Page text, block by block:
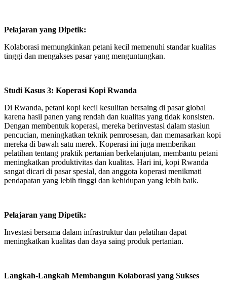
Pelajaran yang Dipetik:
Kolaborasi memungkinkan petani kecil memenuhi standar kualitas
tinggi dan mengakses pasar yang menguntungkan.
Studi Kasus 3: Koperasi Kopi Rwanda
Di Rwanda, petani kopi kecil kesulitan bersaing di pasar global
karena hasil panen yang rendah dan kualitas yang tidak konsisten.
Dengan membentuk koperasi, mereka berinvestasi dalam stasiun
pencucian, meningkatkan teknik pemrosesan, dan memasarkan kopi
mereka di bawah satu merek. Koperasi ini juga memberikan
pelatihan tentang praktik pertanian berkelanjutan, membantu petani
meningkatkan produktivitas dan kualitas. Hari ini, kopi Rwanda
sangat dicari di pasar spesial, dan anggota koperasi menikmati
pendapatan yang lebih tinggi dan kehidupan yang lebih baik.
Pelajaran yang Dipetik:
Investasi bersama dalam infrastruktur dan pelatihan dapat
meningkatkan kualitas dan daya saing produk pertanian.
Langkah-Langkah Membangun Kolaborasi yang Sukses